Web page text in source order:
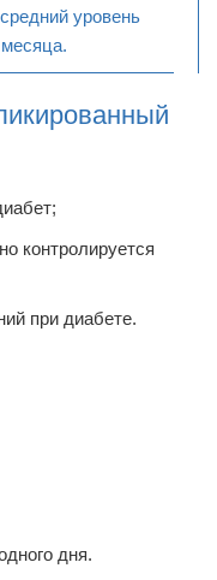
уровень
контролируется
при диабете.
дня.